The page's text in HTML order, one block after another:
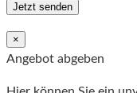
×
Angebot abgeben